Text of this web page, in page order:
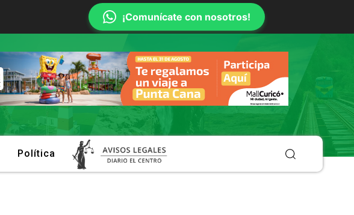
¡Comunícate con nosotros!
Política